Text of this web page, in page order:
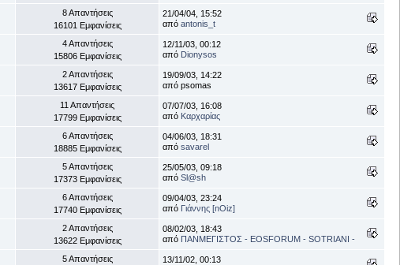
8 Απαντήσεις
16101 Εμφανίσεις
21/04/04, 15:52
από antonis_t
4 Απαντήσεις
15806 Εμφανίσεις
12/11/03, 00:12
από Dionysos
2 Απαντήσεις
13617 Εμφανίσεις
19/09/03, 14:22
από psomas
11 Απαντήσεις
17799 Εμφανίσεις
07/07/03, 16:08
από Καρχαρίας
6 Απαντήσεις
18885 Εμφανίσεις
04/06/03, 18:31
από savarel
5 Απαντήσεις
17373 Εμφανίσεις
25/05/03, 09:18
από Sl@sh
6 Απαντήσεις
17740 Εμφανίσεις
09/04/03, 23:24
από Γιάννης [nOiz]
2 Απαντήσεις
13622 Εμφανίσεις
08/02/03, 18:43
από ΠΑΝΜΕΓΙΣΤΟΣ - EOSFORUM - SOTRIANI -
5 Απαντήσεις
13/11/02, 00:13